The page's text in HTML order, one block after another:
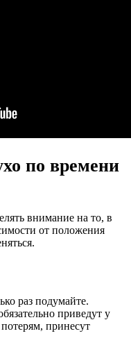
по времени
внимание на то, в
от положения
раз подумайте.
приведут у
принесут